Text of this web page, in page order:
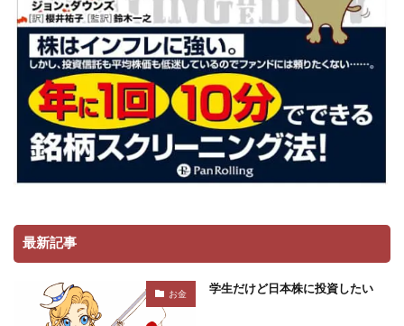
最新記事
お金 学生だけど日本株に投資したい